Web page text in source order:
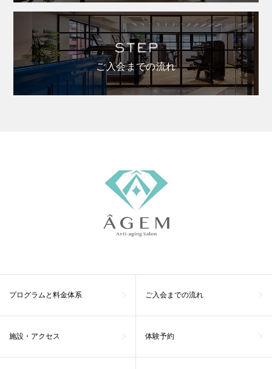
ご入会までの流れ
プログラムと料金体系 ご入会までの流れ
施設・アクセス 体験予約